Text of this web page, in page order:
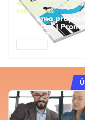
NEGÓCIOS, PROCESSOS
EMPRESARIAIS
Faça uma
comercial |
ChatGPT